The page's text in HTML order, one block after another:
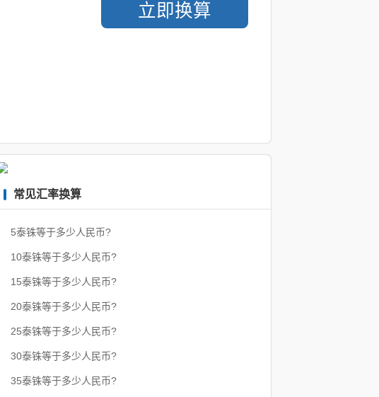
立即换算
常见汇率换算
5泰铢等于多少人民币?
10泰铢等于多少人民币?
15泰铢等于多少人民币?
20泰铢等于多少人民币?
25泰铢等于多少人民币?
30泰铢等于多少人民币?
35泰铢等于多少人民币?